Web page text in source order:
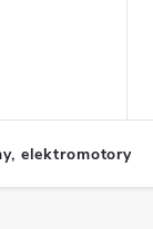
elektromotory